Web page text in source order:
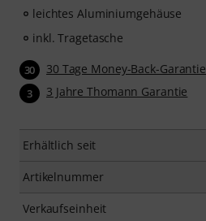
leichtes Aluminiumgehäuse
inkl. Tragetasche
30 30 Tage Money-Back-Garantie
3 3 Jahre Thomann Garantie
Erhältlich seit
Artikelnummer
Verkaufseinheit